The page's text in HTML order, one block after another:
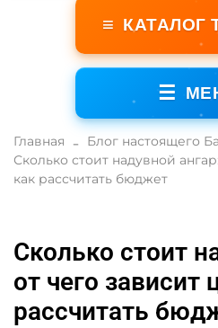
≡ КАТАЛОГ
☰
Главная
Блог настоящего
Сколько стоит надувной
как рассчитать бюджет
Сколько стоит
от чего зависит
рассчитать